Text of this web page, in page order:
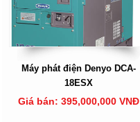
Máy phát điện Denyo DCA-
18ESX
Giá bán: 395,000,000 VNĐ